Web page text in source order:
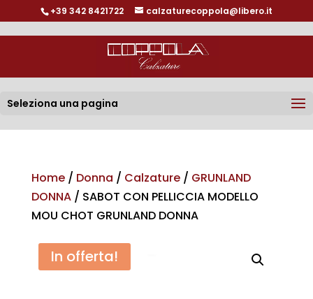
+39 342 8421722 calzaturecoppola@libero.it
Seleziona una pagina
Home/ Donna / Calzature/ GRUNLAND
DONNA/ SABOT CON PELLICCIA MODELLO
MOU CHOT GRUNLAND DONNA
In offerta!